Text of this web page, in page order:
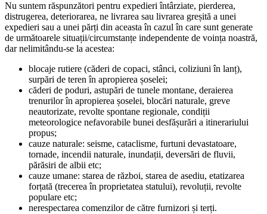
Nu suntem răspunzători pentru expedieri întârziate, pierderea,
distrugerea, deteriorarea, ne livrarea sau livrarea greșită a unei
expedieri sau a unei părți din aceasta în cazul în care sunt generate
de următoarele situații/circumstanțe independente de voința noastră,
dar nelimitându-se la acestea:
blocaje rutiere (căderi de copaci, stânci, coliziuni în lanț),
surpări de teren în apropierea șoselei;
căderi de poduri, astupări de tunele montane, deraierea
trenurilor în apropierea șoselei, blocări naturale, greve
neautorizate, revolte spontane regionale, condiții
meteorologice nefavorabile bunei desfășurări a itinerariului
propus;
cauze naturale: seisme, cataclisme, furtuni devastatoare,
tornade, incendii naturale, inundații, deversări de fluvii,
părăsiri de albii etc;
cauze umane: starea de război, starea de asediu, etatizarea
forțată (trecerea în proprietatea statului), revoluții, revolte
populare etc;
nerespectarea comenzilor de către furnizori și terți.